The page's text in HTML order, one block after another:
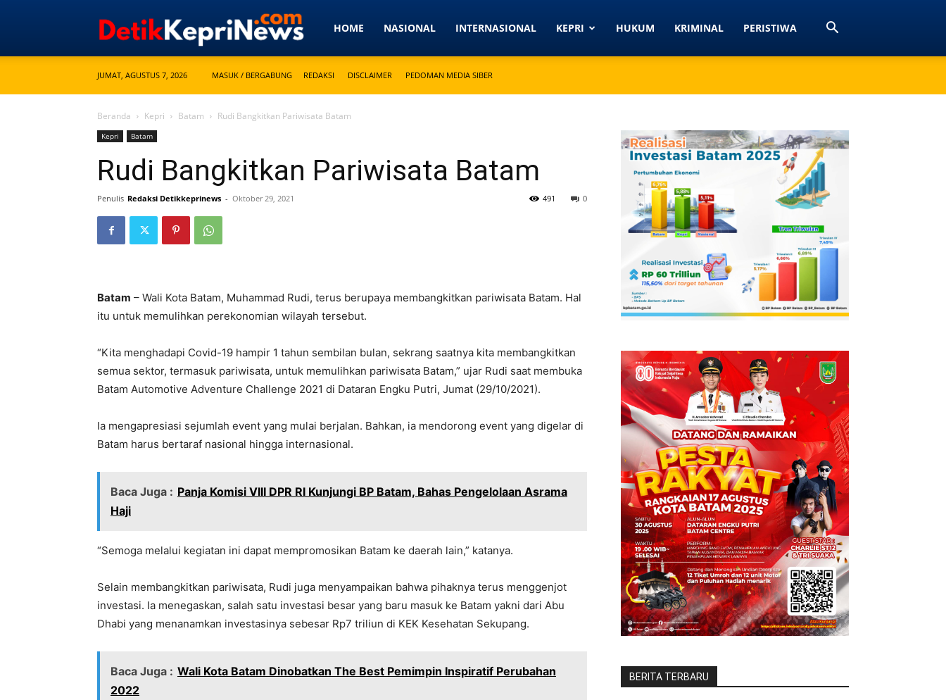
Detikkeprinews.com
HOME NASIONAL INTERNASIONAL KEPRI HUKUM KRIMINAL PERISTIWA
JUMAT, AGUSTUS 7, 2026 MASUK / BERGABUNG REDAKSI DISCLAIMER PEDOMAN MEDIA SIBER
Beranda Kepri Batam Rudi Bangkitkan Pariwisata Batam
Kepri Batam
Rudi Bangkitkan Pariwisata Batam
Penulis Redaksi Detikkeprinews - Oktober 29, 2021 0
491
Batam – Wali Kota Batam, Muhammad Rudi, terus berupaya membangkitkan pariwisata Batam. Hal
itu untuk memulihkan perekonomian wilayah tersebut.
“Kita menghadapi Covid-19 hampir 1 tahun sembilan bulan, sekrang saatnya kita membangkitkan
semua sektor, termasuk pariwisata, untuk memulihkan pariwisata Batam,” ujar Rudi saat membuka
Batam Automotive Adventure Challenge 2021 di Dataran Engku Putri, Jumat (29/10/2021).
Ia mengapresiasi sejumlah event yang mulai berjalan. Bahkan, ia mendorong event yang digelar di
Batam harus bertaraf nasional hingga internasional.
Baca Juga : Panja Komisi VIII DPR RI Kunjungi BP Batam, Bahas Pengelolaan Asrama
Haji
“Semoga melalui kegiatan ini dapat mempromosikan Batam ke daerah lain,” katanya.
Selain membangkitkan pariwisata, Rudi juga menyampaikan bahwa pihaknya terus menggenjot
investasi. Ia menegaskan, salah satu investasi besar yang baru masuk ke Batam yakni dari Abu
Dhabi yang menanamkan investasinya sebesar Rp7 triliun di KEK Kesehatan Sekupang.
Baca Juga : Wali Kota Batam Dinobatkan The Best Pemimpin Inspiratif Perubahan
2022
BERITA TERBARU